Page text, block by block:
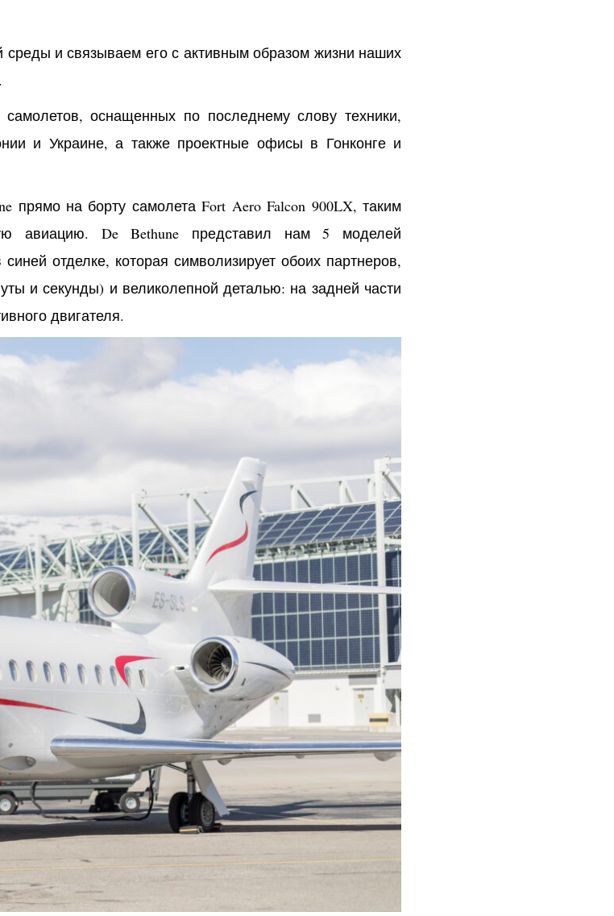
и связываем его с активным образом жизни наших
оснащенных по последнему слову техники,
и Украине, а также проектные офисы в Гонконге и
прямо на борту самолета Fort Aero Falcon 900LX, таким
авиацию. De Bethune представил нам 5 моделей
отделке, которая символизирует обоих партнеров,
и секунды) и великолепной деталью: на задней части
двигателя.